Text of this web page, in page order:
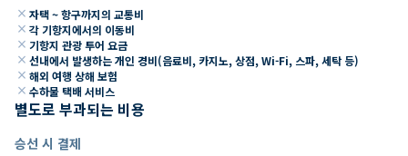
close 자택 ~ 항구까지의 교통비
close 각 기항지에서의 이동비
close 기항지 관광 투어 요금
close 선내에서 발생하는 개인 경비(음료비, 카지노, 상점, Wi-Fi, 스파, 세탁 등)
close 해외 여행 상해 보험
close 수하물 택배 서비스
별도로 부과되는 비용
승선 시 결제